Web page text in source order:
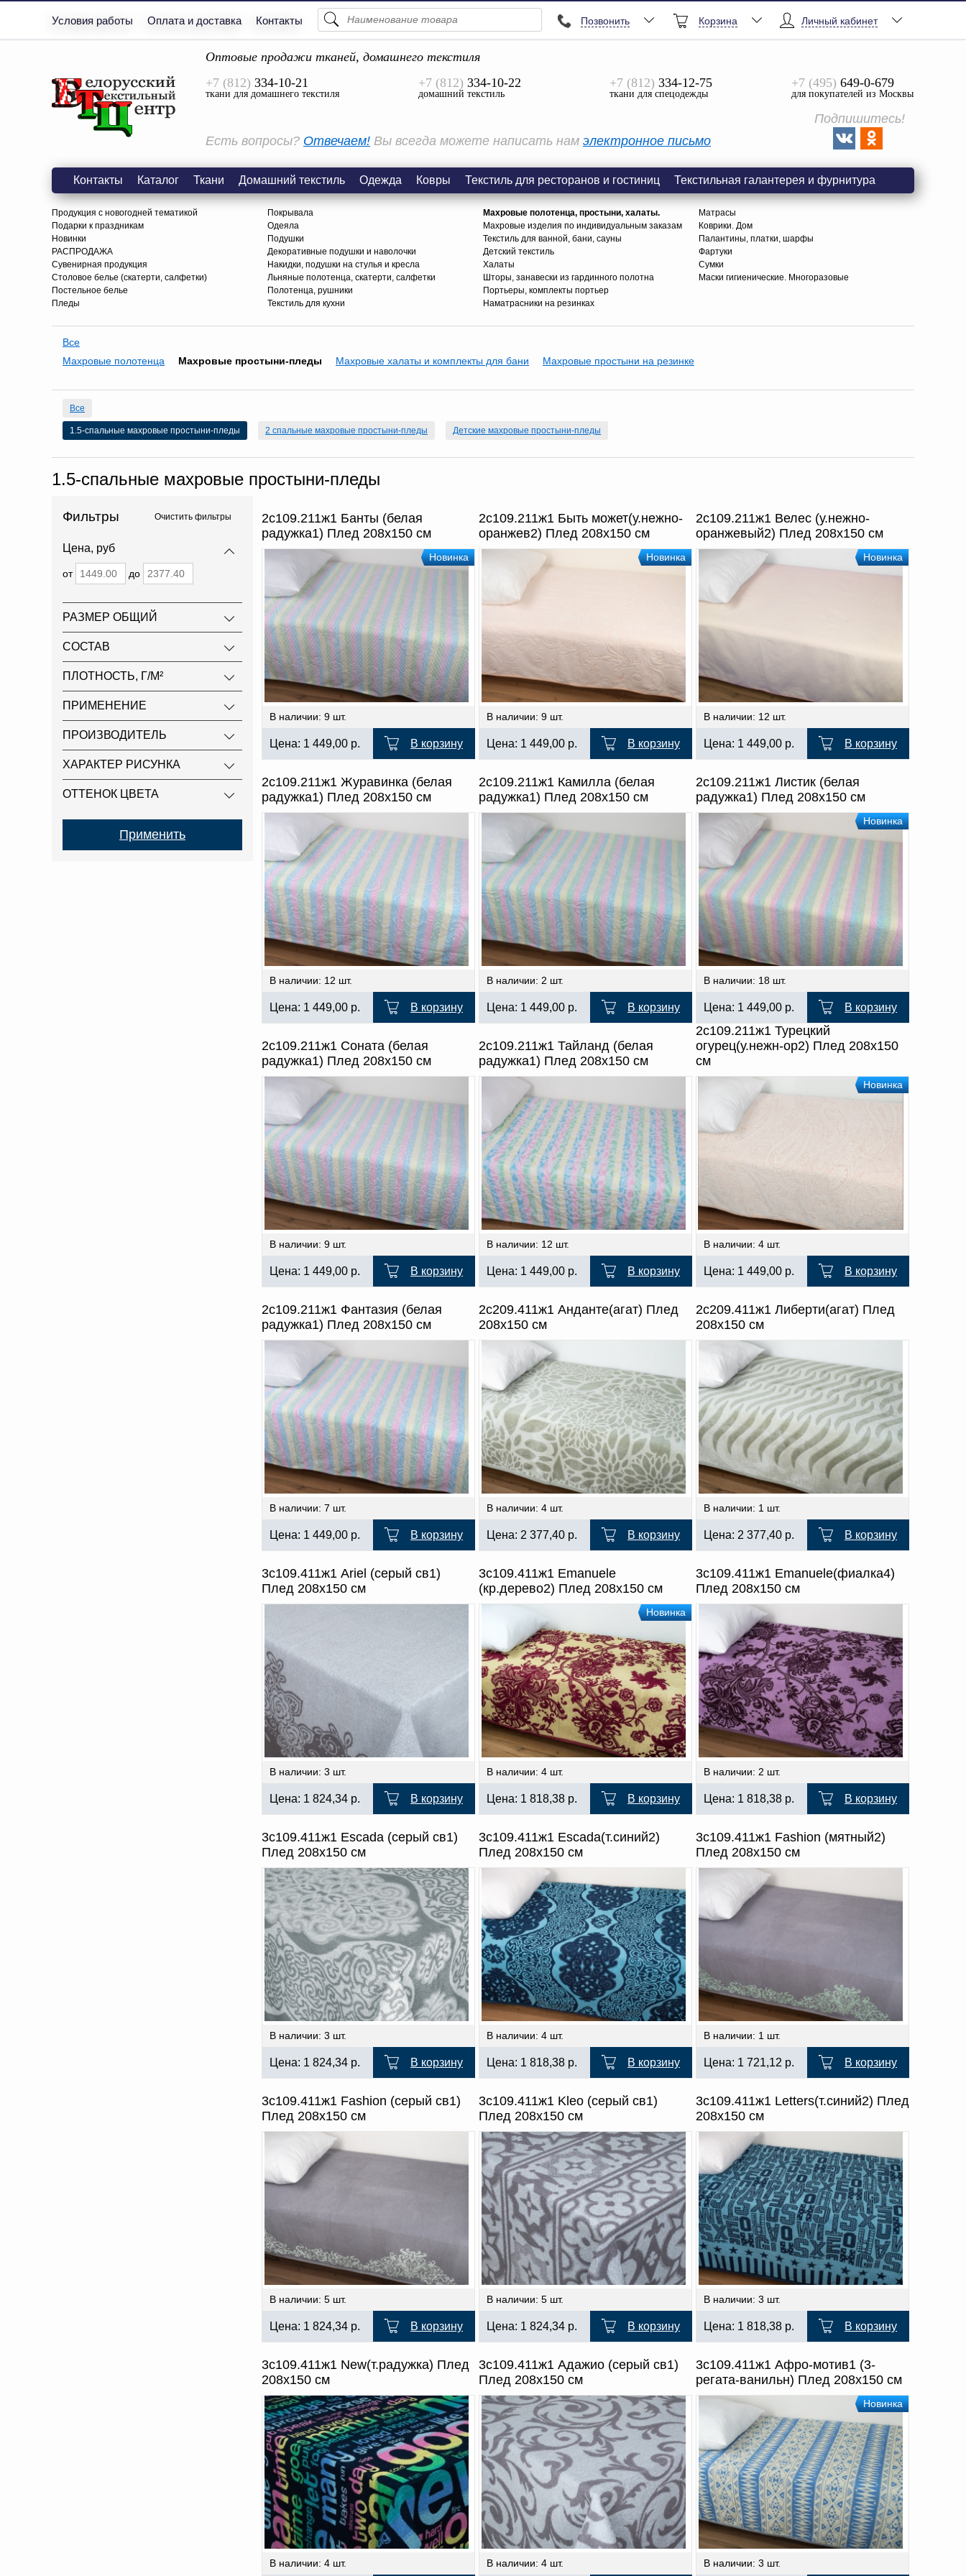
Условия работы Оплата и доставка Контакты
Просмотреть Все
Личный кабинет
Корзина
Позвонить
Оптовые продажи тканей, домашнего текстиля
+7 (812) 334-10-21
ткани для домашнего текстиля
+7 (812) 334-10-22
домашний текстиль
+7 (812) 334-12-75
ткани для спецодежды
+7 (495) 649-0-679
для покупателей из Москвы
Есть вопросы? Отвечаем! Вы всегда можете написать нам электронное письмо
Подпишитесь!
Контакты Каталог Ткани Домашний текстиль Одежда Ковры Текстиль для ресторанов и гостиниц Текстильная галантерея и фурнитура
Продукция с новогодней тематикой
Подарки к праздникам
Новинки
РАСПРОДАЖА
Сувенирная продукция
Столовое белье (скатерти, салфетки)
Постельное белье
Пледы
Покрывала
Одеяла
Подушки
Декоративные подушки и наволочки
Накидки, подушки на стулья и кресла
Льняные полотенца, скатерти, салфетки
Полотенца, рушники
Текстиль для кухни
Махровые полотенца, простыни, халаты.
Махровые изделия по индивидуальным заказам
Текстиль для ванной, бани, сауны
Детский текстиль
Халаты
Шторы, занавески из гардинного полотна
Портьеры, комплекты портьер
Наматрасники на резинках
Матрасы
Коврики. Дом
Палантины, платки, шарфы
Фартуки
Сумки
Маски гигиенические. Многоразовые
Все
Махровые полотенца
Махровые простыни-пледы Махровые халаты и комплекты для бани Махровые простыни на резинке
Все
1.5-спальные махровые простыни-пледы 2 спальные махровые простыни-пледы Детские махровые простыни-пледы
1.5-спальные махровые простыни-пледы
Фильтры Очистить фильтры
Цена, руб
от до
РАЗМЕР ОБЩИЙ
СОСТАВ
ПЛОТНОСТЬ, Г/М²
ПРИМЕНЕНИЕ
ПРОИЗВОДИТЕЛЬ
ХАРАКТЕР РИСУНКА
ОТТЕНОК ЦВЕТА
2с109.211ж1 Банты (белая
радужка1) Плед 208х150 см
Новинка
В наличии: 9 шт.
Цена: 1 449,00 р. В корзину
2с109.211ж1 Быть может(у.нежно-
оранжев2) Плед 208х150 см
Новинка
В наличии: 9 шт.
Цена: 1 449,00 р. В корзину
2с109.211ж1 Велес (у.нежно-
оранжевый2) Плед 208х150 см
Новинка
В наличии: 12 шт.
Цена: 1 449,00 р. В корзину
2с109.211ж1 Журавинка (белая
радужка1) Плед 208х150 см
В наличии: 12 шт.
Цена: 1 449,00 р. В корзину
2с109.211ж1 Камилла (белая
радужка1) Плед 208х150 см
В наличии: 2 шт.
Цена: 1 449,00 р. В корзину
2с109.211ж1 Листик (белая
радужка1) Плед 208х150 см
Новинка
В наличии: 18 шт.
Цена: 1 449,00 р. В корзину
2с109.211ж1 Соната (белая
радужка1) Плед 208х150 см
В наличии: 9 шт.
Цена: 1 449,00 р. В корзину
2с109.211ж1 Тайланд (белая
радужка1) Плед 208х150 см
В наличии: 12 шт.
Цена: 1 449,00 р. В корзину
2с109.211ж1 Турецкий
огурец(у.нежн-ор2) Плед 208х150
см
Новинка
В наличии: 4 шт.
Цена: 1 449,00 р. В корзину
2с109.211ж1 Фантазия (белая
радужка1) Плед 208х150 см
В наличии: 7 шт.
Цена: 1 449,00 р. В корзину
2с209.411ж1 Анданте(агат) Плед
208х150 см
В наличии: 4 шт.
Цена: 2 377,40 р. В корзину
2с209.411ж1 Либерти(агат) Плед
208х150 см
В наличии: 1 шт.
Цена: 2 377,40 р. В корзину
3с109.411ж1 Ariel (серый св1)
Плед 208х150 см
В наличии: 3 шт.
Цена: 1 824,34 р. В корзину
3с109.411ж1 Emanuele
(кр.дерево2) Плед 208х150 см
Новинка
В наличии: 4 шт.
Цена: 1 818,38 р. В корзину
3с109.411ж1 Emanuele(фиалка4)
Плед 208х150 см
В наличии: 2 шт.
Цена: 1 818,38 р. В корзину
3с109.411ж1 Escada (серый св1)
Плед 208х150 см
В наличии: 3 шт.
Цена: 1 824,34 р. В корзину
3с109.411ж1 Escada(т.синий2)
Плед 208х150 см
В наличии: 4 шт.
Цена: 1 818,38 р. В корзину
3с109.411ж1 Fashion (мятный2)
Плед 208х150 см
В наличии: 1 шт.
Цена: 1 721,12 р. В корзину
3с109.411ж1 Fashion (серый св1)
Плед 208х150 см
В наличии: 5 шт.
Цена: 1 824,34 р. В корзину
3с109.411ж1 Kleo (серый св1)
Плед 208х150 см
В наличии: 5 шт.
Цена: 1 824,34 р. В корзину
3с109.411ж1 Letters(т.синий2) Плед
208х150 см
В наличии: 3 шт.
Цена: 1 818,38 р. В корзину
3с109.411ж1 New(т.радужка) Плед
208х150 см
В наличии: 4 шт.
3с109.411ж1 Адажио (серый св1)
Плед 208х150 см
В наличии: 4 шт.
3с109.411ж1 Афро-мотив1 (3-
регата-ванильн) Плед 208х150 см
Новинка
В наличии: 3 шт.